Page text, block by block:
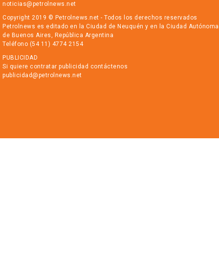
noticias@petrolnews.net
Copyright 2019 © Petrolnews.net - Todos los derechos reservados
Petrolnews es editado en la Ciudad de Neuquén y en la Ciudad Autónoma
de Buenos Aires, República Argentina
Teléfono (54 11) 4774 2154
PUBLICIDAD
Si quiere contratar publicidad contáctenos
publicidad@petrolnews.net